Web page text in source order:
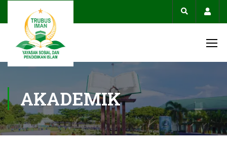
AKADEMIK